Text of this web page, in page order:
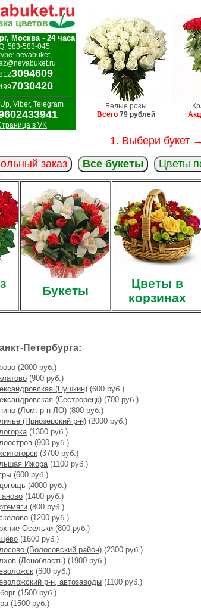
Москва - 24 часа
583-583-045,
nevabuket,
3094609
7030420
Viber, Telegram
в VK
Белые розы
Всего 79 рублей
1. Выбери букет →
заказ
Все букеты Цветы
Букеты
Цветы в
корзинах
Петербурга:
(2000 руб.)
(900 руб.)
(Пушкин) (600 руб.)
(Сестрорецк) (700 руб.)
(Лом. р-н ЛО) (800 руб.)
(Приозерский р-н) (2000 руб.)
(1300 руб.)
(900 руб.)
(3700 руб.)
Ижора(1100 руб.)
(600 руб.)
(4000 руб.)
(1400 руб.)
(800 руб.)
(1200 руб.)
Осельки (800 руб.)
(1600 руб.)
(Волосовский район) (2300 руб.)
(Ленобласть) (1900 руб.)
(600 руб.)
р-н, автозаводы (1100 руб.)
(1500 руб.)
(1500 руб.)